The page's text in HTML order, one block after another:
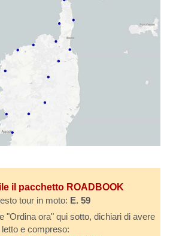
il pacchetto ROADBOOK
tour in moto: E. 59
"Ordina ora" qui sotto, dichiari di avere
letto e compreso: